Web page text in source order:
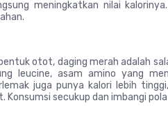
meningkatkan nilai
otot, daging merah adalah
leucine, asam amino yang
juga punya kalori lebih
secukup dan imbangi